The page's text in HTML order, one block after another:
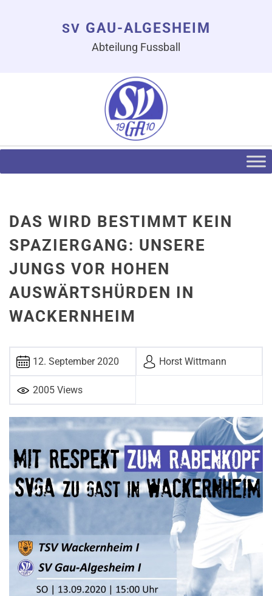
SV GAU-ALGESHEIM
Abteilung Fussball
DAS WIRD BESTIMMT KEIN
SPAZIERGANG: UNSERE
JUNGS VOR HOHEN
AUSWÄRTSHÜRDEN IN
WACKERNHEIM
12. Sep­tember 2020 Horst Witt­mann
2005 Views